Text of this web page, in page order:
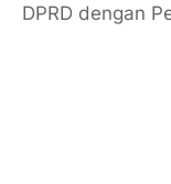
DPRD dengan